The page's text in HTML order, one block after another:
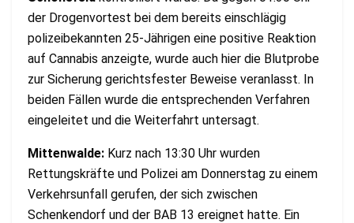
der Drogenvortest bei dem bereits einschlägig
polizeibekannten 25-Jährigen eine positive Reaktion
auf Cannabis anzeigte, wurde auch hier die Blutprobe
zur Sicherung gerichtsfester Beweise veranlasst. In
beiden Fällen wurde die entsprechenden Verfahren
eingeleitet und die Weiterfahrt untersagt.
Mittenwalde: Kurz nach 13:30 Uhr wurden
Rettungskräfte und Polizei am Donnerstag zu einem
Verkehrsunfall gerufen, der sich zwischen
Schenkendorf und der BAB 13 ereignet hatte. Ein